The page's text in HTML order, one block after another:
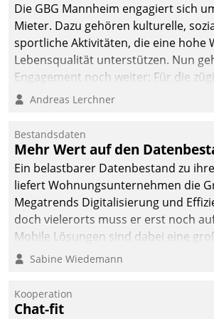
Die GBG Mannheim engagiert sich
Mieter. Dazu gehören kulturelle,
sportliche Aktivitäten, die eine hohe
Lebensqualität unterstützen. Nun
Engagement noch weiter: Für die
von Beschwerden – oder Lob – richtet
und Beschwerde-Management einen
ein.
Andreas Lerchner
Bestandsdaten
Mehr Wert auf den
Ein belastbarer Datenbestand zu
liefert Wohnungsunternehmen die
Megatrends Digitalisierung und
doch vielerorts muss er erst noch
Mobile Lösungen sind dabei eine
Sabine Wiedemann
Kooperation
Chat-fit